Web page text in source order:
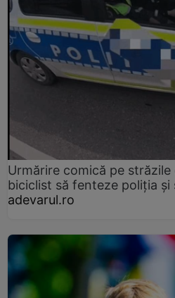
Urmărire comică pe
biciclist să fenteze poliția și
adevarul.ro